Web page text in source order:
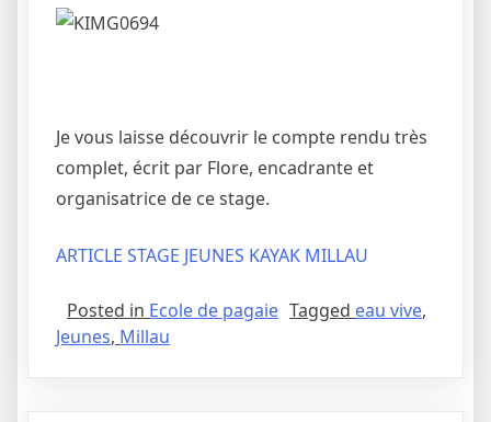
Je vous laisse découvrir le compte rendu très
complet, écrit par Flore, encadrante et
organisatrice de ce stage.
ARTICLE STAGE JEUNES KAYAK MILLAU
Posted in Ecole de pagaie Tagged eau vive,
Jeunes, Millau